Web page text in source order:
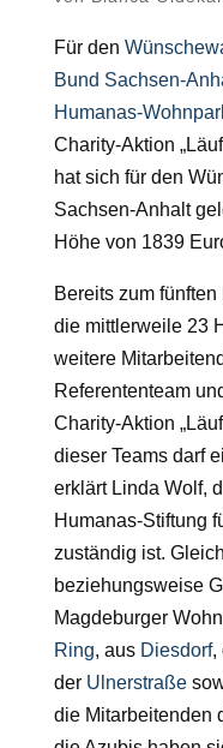
Für den
Bund Sachsen-
Humanas-
Charity-Aktion
hat sich für den
Sachsen-Anhalt
Höhe von 1839
Bereits zum
die mittlerweile 23
weitere
Referententeam
Charity-Aktion
dieser Teams darf
erklärt Linda Wolf,
Humanas-Stiftung
zuständig ist.
beziehungsweise
Magdeburger
Ring, aus Diesdorf,
der Ulnerstraße
die Mitarbeitenden